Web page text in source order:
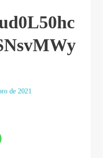
de 2021